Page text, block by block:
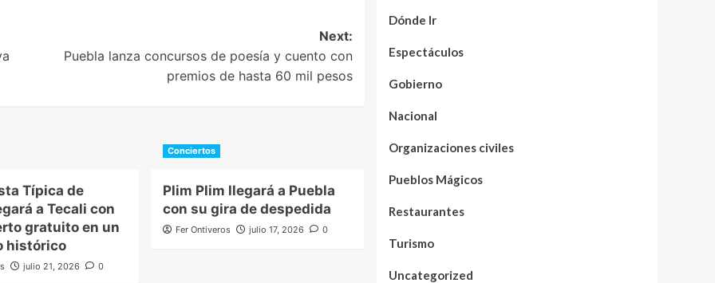
Next:
Puebla lanza concursos de poesía y cuento con
premios de hasta 60 mil pesos
Típica de
a Tecali con
gratuito en un
histórico
julio 21, 2026 0
Conciertos
Plim Plim llegará a Puebla
con su gira de despedida
Fer Ontiveros julio 17, 2026 0
Dónde Ir
Espectáculos
Gobierno
Nacional
Organizaciones civiles
Pueblos Mágicos
Restaurantes
Turismo
Uncategorized